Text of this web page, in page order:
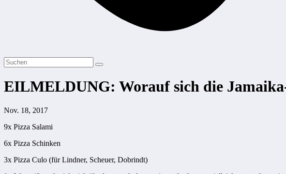
EILMELDUNG: Worauf sich die
Nov. 18, 2017
9x Pizza Salami
6x Pizza Schinken
3x Pizza Culo (für Lindner, Scheuer, Dobrindt)